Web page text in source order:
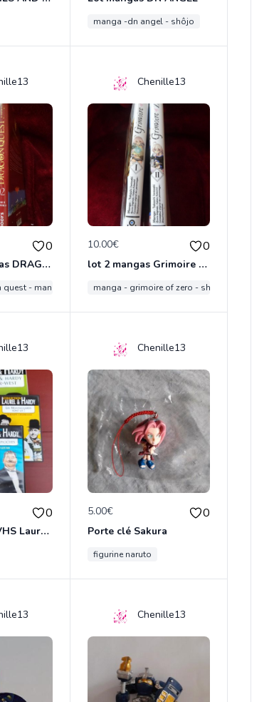
manga -dn angel - shôjo
0
Lot de 2 mangas DRAGON QUEST
- mana books
Chenille13
10.00€ 0
lot 2 mangas Grimoire of ZERO
manga - grimoire of zero - shônen
0
Lot cassettes VHS Laurel & Hardy
Chenille13
5.00€ 0
Porte clé Sakura
figurine naruto
Chenille13